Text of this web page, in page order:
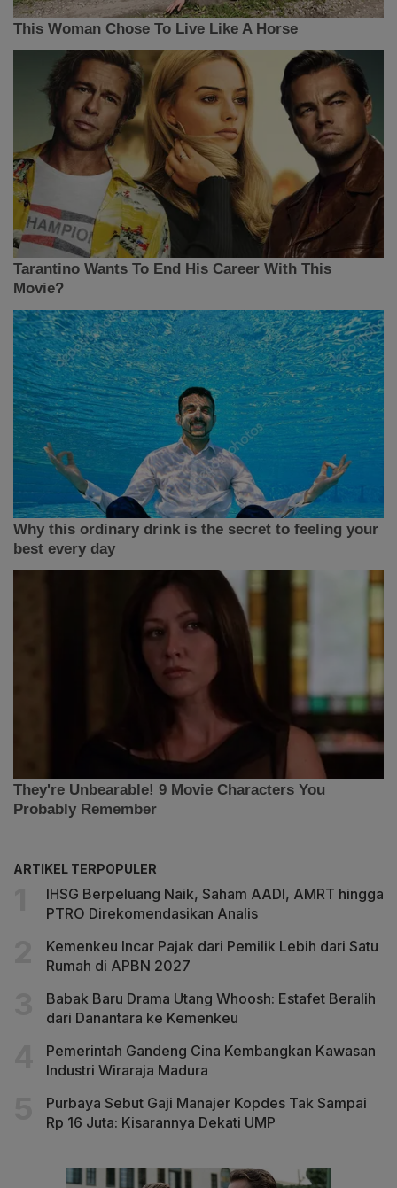
ARTIKEL TERPOPULER
IHSG Berpeluang Naik, Saham AADI, AMRT hingga
PTRO Direkomendasikan Analis
Kemenkeu Incar Pajak dari Pemilik Lebih dari Satu
Rumah di APBN 2027
Babak Baru Drama Utang Whoosh: Estafet Beralih
dari Danantara ke Kemenkeu
Pemerintah Gandeng Cina Kembangkan Kawasan
Industri Wiraraja Madura
Purbaya Sebut Gaji Manajer Kopdes Tak Sampai
Rp 16 Juta: Kisarannya Dekati UMP